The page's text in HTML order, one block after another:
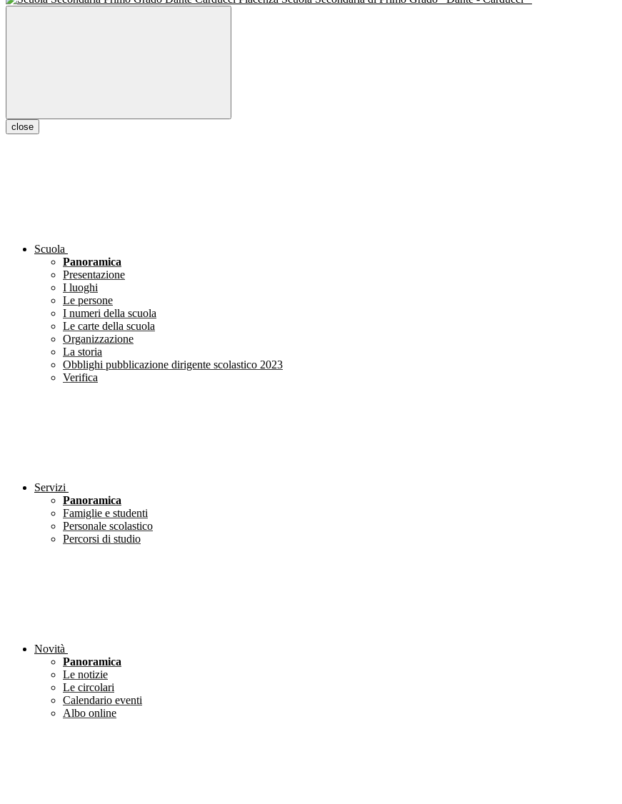
close
Scuola
Panoramica
Presentazione
I luoghi
Le persone
I numeri della scuola
Le carte della scuola
Organizzazione
La storia
Obblighi pubblicazione dirigente scolastico 2023
Verifica
Servizi
Panoramica
Famiglie e studenti
Personale scolastico
Percorsi di studio
Novità
Panoramica
Le notizie
Le circolari
Calendario eventi
Albo online